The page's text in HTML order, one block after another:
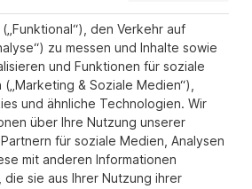
Onlineshop PokalExpress in Marl ist
Medaillen und Trophäen aus Glas und
auf Säulenpokalen. Unser herausragender
sich durch Schnelligkeit und
den Verkehr auf
zu messen und Inhalte sowie
und Funktionen für soziale
& Soziale Medien“),
und ähnliche Technologien. Wir
über Ihre Nutzung unserer
für soziale Medien, Analysen
mit anderen Informationen
sie aus Ihrer Nutzung ihrer